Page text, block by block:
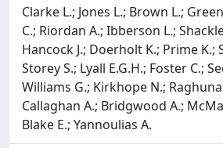
Clarke L.; Jones L.; Brown L.;
C.; Riordan A.; Ibberson L.;
Hancock J.; Doerholt K.; Prime K.;
Storey S.; Lyall E.G.H.; Foster C.;
Williams G.; Kirkhope N.;
Callaghan A.; Bridgwood A.;
Blake E.; Yannoulias A.